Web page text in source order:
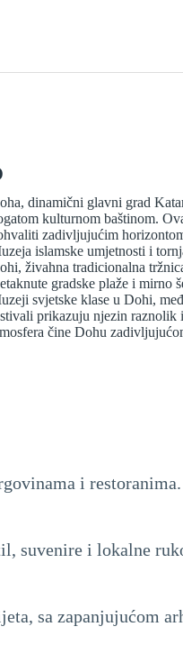
dinamični glavni grad
kulturnom baštinom.
zadivljujućim
islamske umjetnosti i
živahna tradicionalna
gradske plaže i mirno
svjetske klase u Dohi,
prikazuju njezin
čine Dohu
i restoranima.
suvenire i lokalne
sa zapanjujućom